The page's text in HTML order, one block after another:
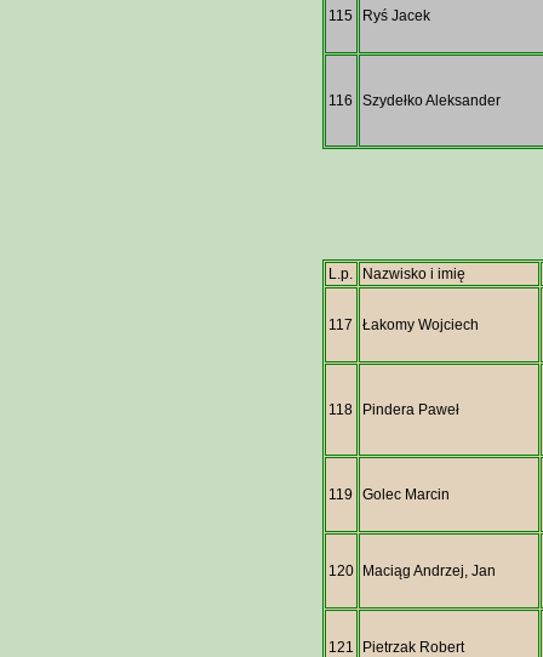
115 Ryś Jacek
116 Szydełko Aleksander
L.p. Nazwisko i imię
117 Łakomy Wojciech
118 Pindera Paweł
119 Golec Marcin
120 Maciąg Andrzej, Jan
121 Pietrzak Robert